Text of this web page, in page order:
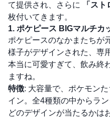
て提供され、さらに
「ス
枚付いてきます。
1. ポケピース BIGマルチカ
ポケピースのなかまたちが
様子がデザインされた、専
本当に可愛すぎて、飲み終
ますね。
特徴: 大容量で、ポケモン
イン。全4種類の中からラ
どのデザインが当たるかは